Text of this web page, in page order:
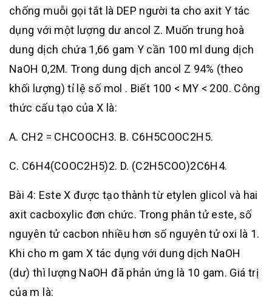
chống muỗi gọi tắt là DEP người ta cho axit Y tác
dụng với một lượng dư ancol Z. Muốn trung hoà
dung dịch chứa 1,66 gam Y cần 100 ml dung dịch
NaOH 0,2M. Trong dung dịch ancol Z 94% (theo
khối lượng) tỉ lệ số mol . Biết 100 < MY < 200. Công
thức cấu tạo của X là:
A. CH2 = CHCOOCH3. B. C6H5COOC2H5.
C. C6H4(COOC2H5)2. D. (C2H5COO)2C6H4.
Bài 4: Este X được tạo thành từ etylen glicol và hai
axit cacboxylic đơn chức. Trong phân tử este, số
nguyên tử cacbon nhiều hơn số nguyên tử oxi là 1.
Khi cho m gam X tác dụng với dung dịch NaOH
(dư) thì lượng NaOH đã phản ứng là 10 gam. Giá trị
của m là: